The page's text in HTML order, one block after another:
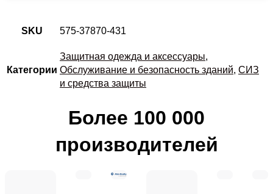
SKU 575-37870-431
Категории
Защитная одежда и аксессуары,
Обслуживание и безопасность зданий, СИЗ
и средства защиты
Более 100 000
производителей